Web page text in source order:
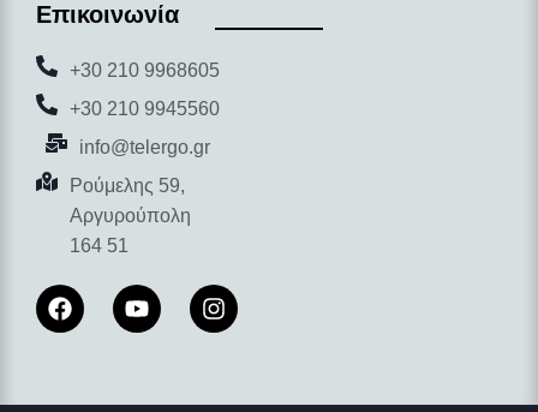
Επικοινωνία
+30 210 9968605
+30 210 9945560
info@telergo.gr
Ρούμελης 59,
Αργυρούπολη
164 51